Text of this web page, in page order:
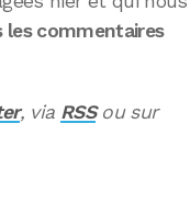
les commentaires
, via RSSou sur